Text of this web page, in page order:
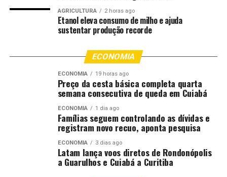
Mato Grosso
Deputado Valmir Moretto defende a prorrogação do Feef
AGRICULTURA 2 horas ago
Etanol eleva consumo de milho e ajuda
sustentar produção recorde
ECONOMIA
ECONOMIA 19 horas ago
Preço da cesta básica completa quarta
semana consecutiva de queda em Cuiabá
ECONOMIA 1 dia ago
Famílias seguem controlando as dívidas e
registram novo recuo, aponta pesquisa
ECONOMIA 3 dias ago
Latam lança voos diretos de Rondonópolis
a Guarulhos e Cuiabá a Curitiba